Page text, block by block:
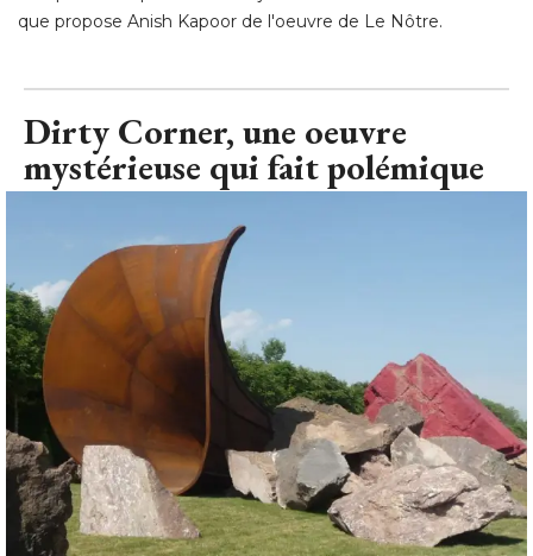
que propose Anish Kapoor de l'oeuvre de Le Nôtre.
Dirty Corner, une oeuvre
mystérieuse qui fait polémique